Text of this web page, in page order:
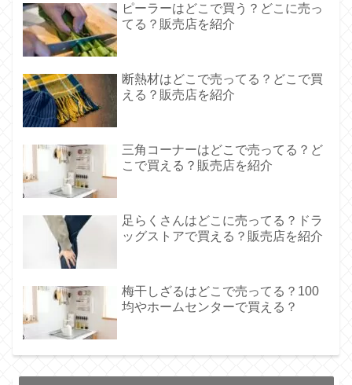
ピーラーはどこで買う？どこに売っ
てる？販売店を紹介
断熱材はどこで売ってる？どこで買
える？販売店を紹介
三角コーナーはどこで売ってる？ど
こで買える？販売店を紹介
足らくさんはどこに売ってる？ドラ
ッグストアで買える？販売店を紹介
梅干しざるはどこで売ってる？100
均やホームセンターで買える？